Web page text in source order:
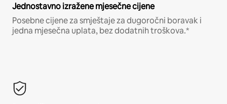
Jednostavno izražene mjesečne cijene
Posebne cijene za smještaje za dugoročni boravak i
jedna mjesečna uplata, bez dodatnih troškova.*